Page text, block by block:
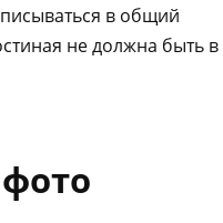
в общий
не должна быть в